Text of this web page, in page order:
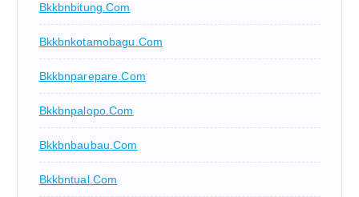
Bkkbnbitung.com
Bkkbnkotamobagu.com
Bkkbnparepare.com
Bkkbnpalopo.com
Bkkbnbaubau.com
Bkkbntual.com